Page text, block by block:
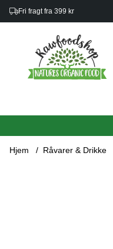
Fri fragt fra 399 kr
Hjem Råvarer & Drikke